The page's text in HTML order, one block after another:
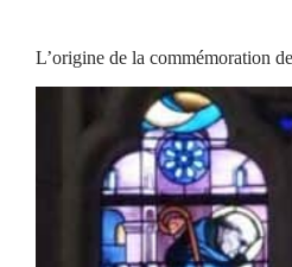
L’origine de la commémoration